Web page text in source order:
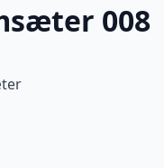
008